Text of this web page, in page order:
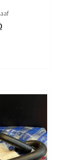
Huidige